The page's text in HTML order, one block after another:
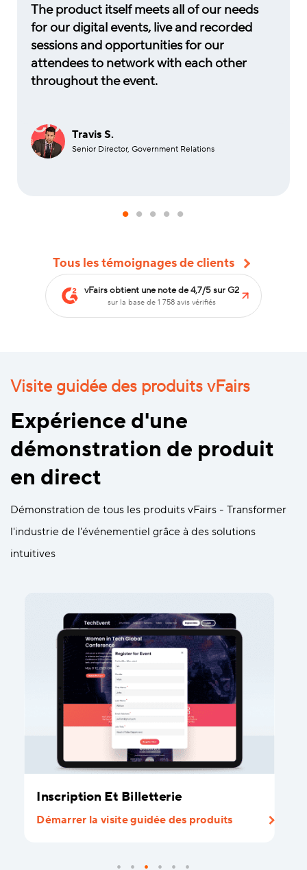
The product itself meets all of our needs
for our digital events, live and recorded
sessions and opportunities for our
attendees to network with each other
throughout the event.
Travis S.
Senior Director, Government Relations
Tous les témoignages de clients
vFairs obtient une note de 4,7/5 sur G2
sur la base de 1 758 avis vérifiés
Visite guidée des produits vFairs
Expérience d'une
démonstration de produit
en direct
Démonstration de tous les produits vFairs - Transformer
l'industrie de l'événementiel grâce à des solutions
intuitives
Inscription Et Billetterie
Démarrer la visite guidée des produits